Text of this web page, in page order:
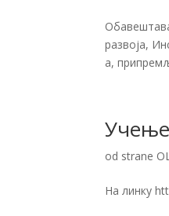
развоја,
а,
od strane
На линку